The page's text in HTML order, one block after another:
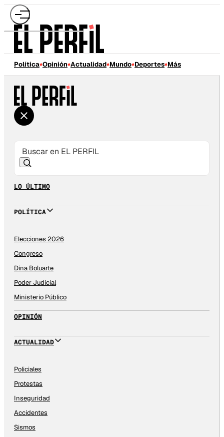
Política Opinión Actualidad Mundo Deportes Más
LO ÚLTIMO
POLÍTICA
Elecciones 2026
Congreso
Dina Boluarte
Poder Judicial
Ministerio Público
OPINIÓN
ACTUALIDAD
Policiales
Protestas
Inseguridad
Accidentes
Sismos